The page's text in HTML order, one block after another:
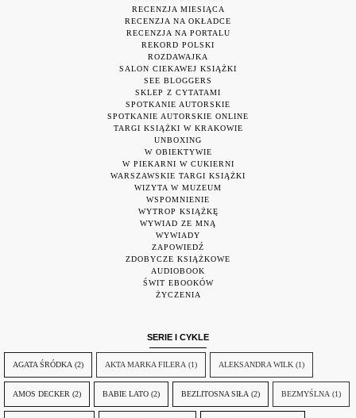
RECENZJA MIESIĄCA
RECENZJA NA OKŁADCE
RECENZJA NA PORTALU
REKORD POLSKI
ROZDAWAJKA
SALON CIEKAWEJ KSIĄŻKI
SEE BLOGGERS
SKLEP Z CYTATAMI
SPOTKANIE AUTORSKIE
SPOTKANIE AUTORSKIE ONLINE
TARGI KSIĄŻKI W KRAKOWIE
UNBOXING
W OBIEKTYWIE
W PIEKARNI W CUKIERNI
WARSZAWSKIE TARGI KSIĄŻKI
WIZYTA W MUZEUM
WSPOMNIENIE
WYTROP KSIĄŻKĘ
WYWIAD ZE MNĄ
WYWIADY
ZAPOWIEDŹ
ZDOBYCZE KSIĄŻKOWE
AUDIOBOOK
ŚWIT EBOOKÓW
ŻYCZENIA
SERIE I CYKLE
AGATA ŚRÓDKA (2) AKTA MARKA FILERA (1) ALEKSANDRA WILK (1)
AMOS DECKER (2) BABIE LATO (2) BEZLITOSNA SIŁA (2) BEZMYŚLNA (1)